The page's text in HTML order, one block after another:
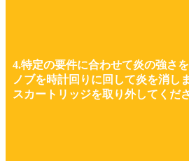
4.特定の要件に合わせて炎の強さ
ノブを時計回りに回して炎を消し
スカートリッジを取り外してくださ